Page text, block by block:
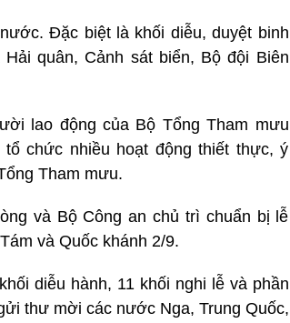
Đặc biệt là khối diễu, duyệt binh
quân, Cảnh sát biển, Bộ đội Biên
lao động của Bộ Tổng Tham mưu
chức nhiều hoạt động thiết thực, ý
Tham mưu.
và Bộ Công an chủ trì chuẩn bị lễ
và Quốc khánh 2/9.
diễu hành, 11 khối nghi lễ và phần
thư mời các nước Nga, Trung Quốc,